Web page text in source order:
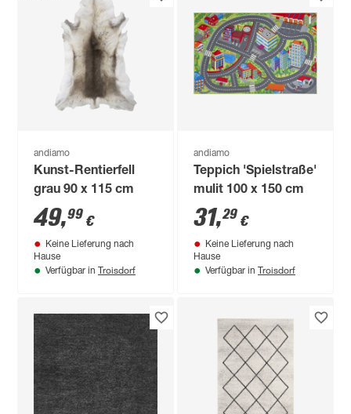
andiamo
Kunst-Rentierfell
grau 90 x 115 cm
49,99 €
Keine Lieferung nach
Hause
Verfügbar in Troisdorf
andiamo
Teppich 'Spielstraße'
mulit 100 x 150 cm
31,29 €
Keine Lieferung nach
Hause
Verfügbar in Troisdorf